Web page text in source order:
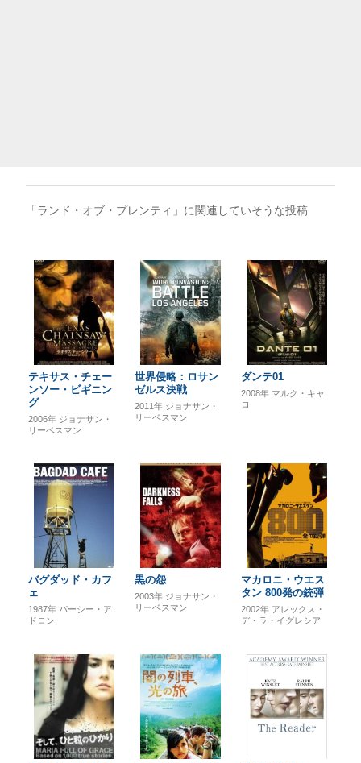
「ランド・オブ・プレンティ」に関連していそうな投稿
テキサス・チェー
ンソー・ビギニン
グ
2006年 ジョナサン・
リーベスマン
世界侵略：ロサン
ゼルス決戦
2011年 ジョナサン・
リーベスマン
ダンテ01
2008年 マルク・キャ
ロ
バグダッド・カフ
ェ
1987年 パーシー・ア
ドロン
黒の怨
2003年 ジョナサン・
リーベスマン
マカロニ・ウエス
タン 800発の銃弾
2002年 アレックス・
デ・ラ・イグレシア